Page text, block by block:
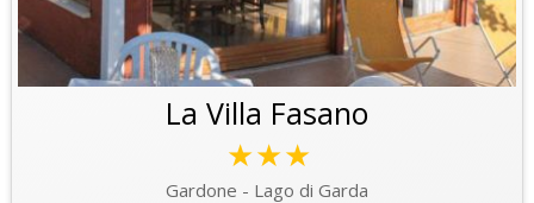
La Villa Fasano
★★★
Gardone - Lago di Garda